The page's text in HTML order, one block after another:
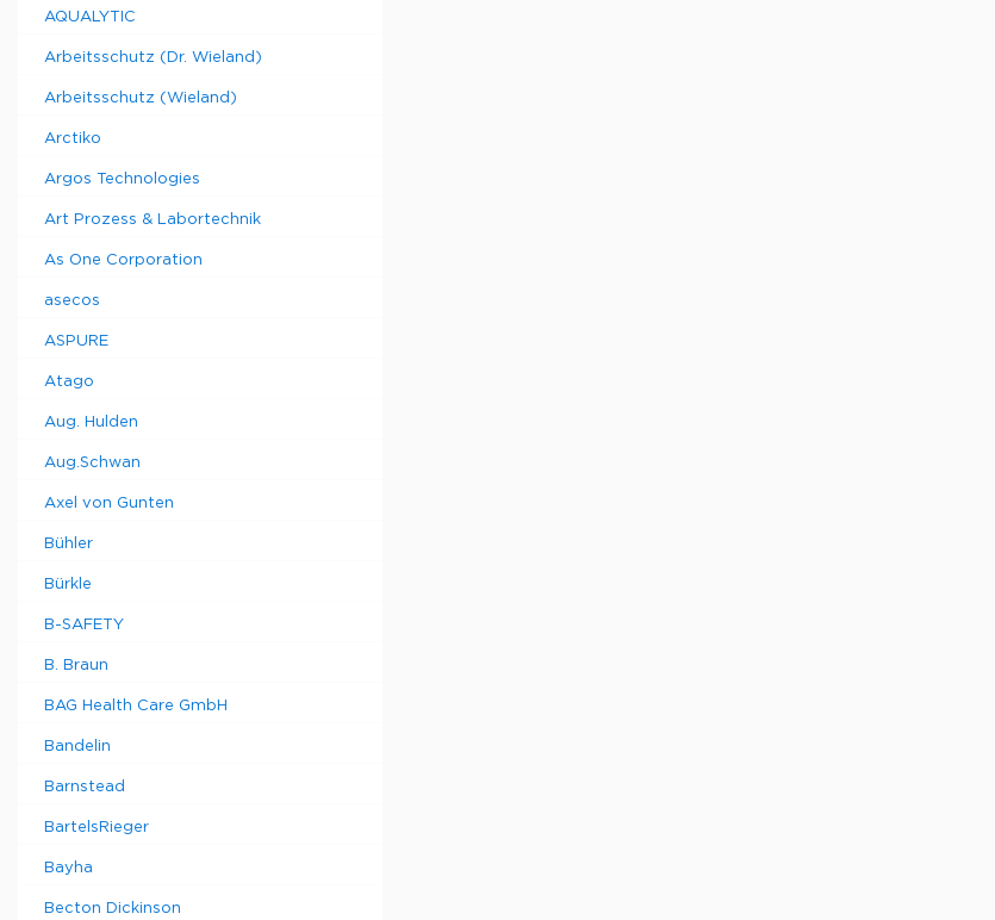
AQUALYTIC
Arbeitsschutz (Dr. Wieland)
Arbeitsschutz (Wieland)
Arctiko
Argos Technologies
Art Prozess & Labortechnik
As One Corporation
asecos
ASPURE
Atago
Aug. Hulden
Aug.Schwan
Axel von Gunten
Bühler
Bürkle
B-SAFETY
B. Braun
BAG Health Care GmbH
Bandelin
Barnstead
BartelsRieger
Bayha
Becton Dickinson